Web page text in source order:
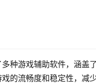
种游戏辅助软件，涵盖
的流畅度和稳定性，减